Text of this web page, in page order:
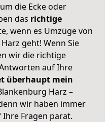
die Ecke oder
das richtige
wenn es Umzüge von
geht! Wenn Sie
wir die richtige
auf Ihre
überhaupt mein
Harz –
wir haben immer
Fragen parat.